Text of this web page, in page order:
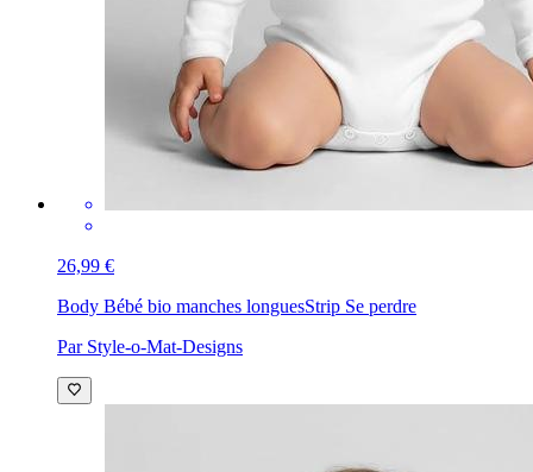
26,99 €
Body Bébé bio manches longuesStrip Se perdre
Par Style-o-Mat-Designs